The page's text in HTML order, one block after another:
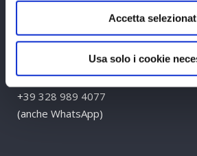
Accetta
Usa solo i cookie
+39 0187.511215
+39 0187.518290
Mobile
+39 328 989 4077
(anche WhatsApp)